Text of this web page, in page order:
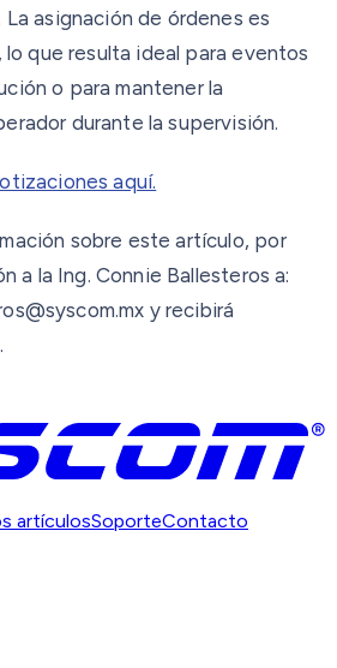
asignación de órdenes es
que resulta ideal para eventos
o para mantener la
durante la supervisión.
aquí.
sobre este artículo, por
a la Ing. Connie Ballesteros a:
y recibirá
artículosSoporteContacto